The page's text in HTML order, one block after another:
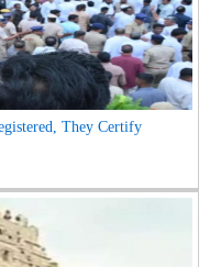
They Certify